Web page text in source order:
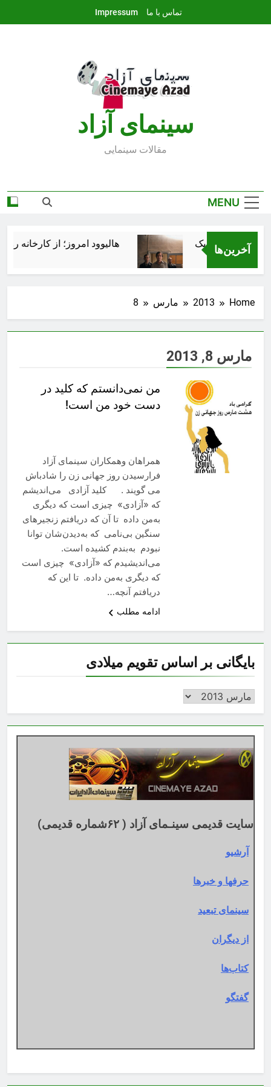
تماس با ما Impressum
سينماى آزاد
مقالات سينمايى
MENU
آخرین‌ها هالیوود امروز؛ از کارخانه
Home
2013 مارس 8
مارس 8, 2013
من نمی‌دانستم که کلید در
دست خود من است!
همراهان وهمکاران سینمای آزاد
فرارسیدن روز جهانی زن را شادباش
می گویند . کلید آزادی می‌اندیشم
که «آزادی» چیزی است که دیگری
به‌من داده تا آن که دریافتم زنجیرهای
سنگین بی‌نامی که به‌دیدن‌شان توانا
نبودم به‌بندم کشیده است.
می‌اندیشیدم که «آزادی» چیزی است
که دیگری به‌من داده. تا این که
دریافتم آنچه…
ادامه مطلب
بایگانی بر اساس تقویم میلادی
بایگانی
اساس
تقویم
میلادی
سایت قدیمی سینـمای آزاد ( ۶۲شماره قدیمی)
آرشیو
حرفها و خبرها
سینمای تبعید
از دیگران
کتاب‌ها
گفتگو